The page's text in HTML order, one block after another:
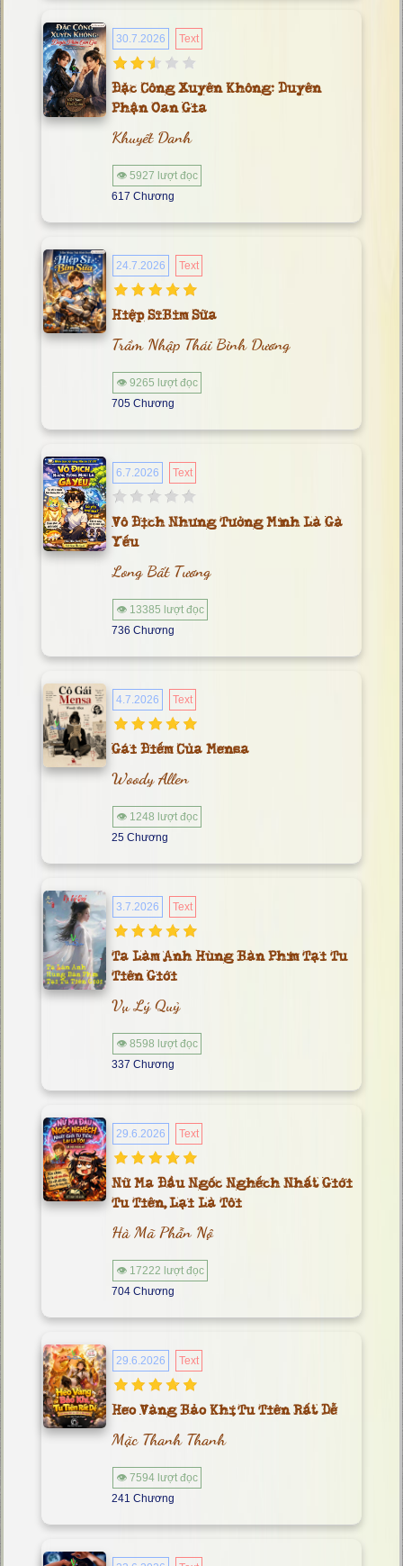
30.7.2026 Text
Đặc Công Xuyên Không: Duyên
Phận Oan Gia
Khuyết Danh
👁 5927 lượt đọc
617 Chương
24.7.2026 Text
Hiệp Sĩ Bỉm Sữa
Trầm Nhập Thái Bình Dương
👁 9265 lượt đọc
705 Chương
6.7.2026 Text
Vô Địch Nhưng Tưởng Mình Là Gà
Yếu
Long Bất Tương
👁 13385 lượt đọc
736 Chương
4.7.2026 Text
Gái Điếm Của Mensa
Woody Allen
👁 1248 lượt đọc
25 Chương
3.7.2026 Text
Ta Làm Anh Hùng Bàn Phím Tại Tu
Tiên Giới
Vụ Lý Quỷ
👁 8598 lượt đọc
337 Chương
29.6.2026 Text
Nữ Ma Đầu Ngốc Nghếch Nhất Giới
Tu Tiên, Lại Là Tôi
Hà Mã Phẫn Nộ
👁 17222 lượt đọc
704 Chương
29.6.2026 Text
Heo Vàng Bảo Khí, Tu Tiên Rất Dễ
Mặc Thanh Thanh
👁 7594 lượt đọc
241 Chương